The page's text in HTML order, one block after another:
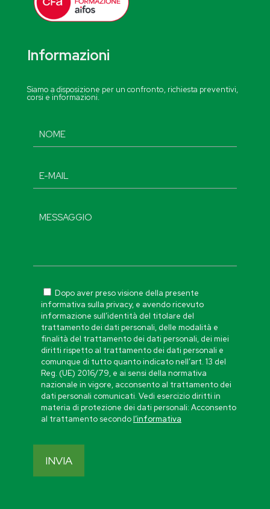
Informazioni
Siamo a disposizione per un confronto, richiesta preventivi,
corsi e informazioni.
Dopo aver preso visione della presente
informativa sulla privacy, e avendo ricevuto
informazione sull’identità del titolare del
trattamento dei dati personali, delle modalità e
finalità del trattamento dei dati personali, dei miei
diritti rispetto al trattamento dei dati personali e
comunque di tutto quanto indicato nell’art. 13 del
Reg. (UE) 2016/79, e ai sensi della normativa
nazionale in vigore, acconsento al trattamento dei
dati personali comunicati. Vedi esercizio diritti in
materia di protezione dei dati personali: Acconsento
al trattamento secondol’informativa